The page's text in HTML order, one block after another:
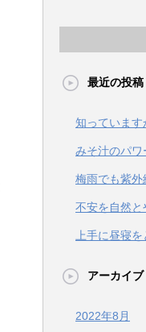
最近の投稿
知っています
みそ汁のパワ
梅雨でも紫外
不安を自然
上手に昼寝
アーカイブ
2022年8月